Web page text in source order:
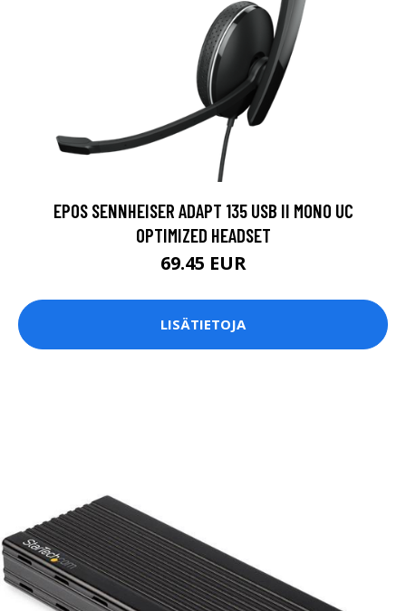
EPOS SENNHEISER ADAPT 135 USB II MONO UC
OPTIMIZED HEADSET
69.45 EUR
LISÄTIETOJA